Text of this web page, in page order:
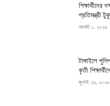
প্রতিমন্ত্রী টুকু
আগস্ট ১, ২০২৬
টাঙ্গাইলে
কৃতী
জুলাই ২৯, ২০২৬